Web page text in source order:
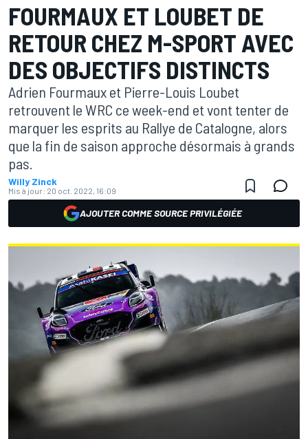
FOURMAUX ET LOUBET DE
RETOUR CHEZ M-SPORT AVEC
DES OBJECTIFS DISTINCTS
Adrien Fourmaux et Pierre-Louis Loubet
retrouvent le WRC ce week-end et vont tenter de
marquer les esprits au Rallye de Catalogne, alors
que la fin de saison approche désormais à grands
pas.
Willy Zinck
Mis à jour: 20 oct. 2022, 16:09
AJOUTER COMME SOURCE PRIVILÉGIÉE